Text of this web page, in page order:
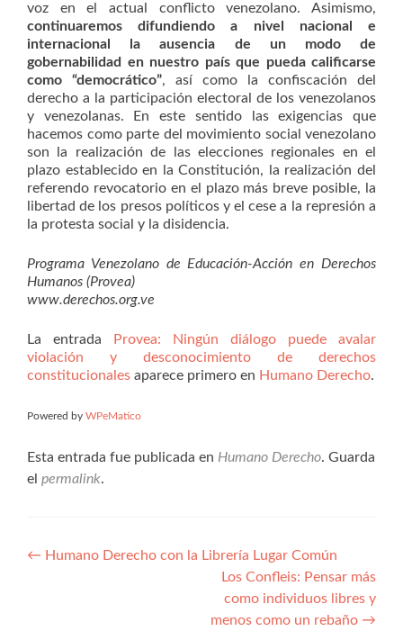
voz en el actual conflicto venezolano. Asimismo,
continuaremos difundiendo a nivel nacional e
internacional la ausencia de un modo de
gobernabilidad en nuestro país que pueda calificarse
como “democrático”, así como la confiscación del
derecho a la participación electoral de los venezolanos
y venezolanas. En este sentido las exigencias que
hacemos como parte del movimiento social venezolano
son la realización de las elecciones regionales en el
plazo establecido en la Constitución, la realización del
referendo revocatorio en el plazo más breve posible, la
libertad de los presos políticos y el cese a la represión a
la protesta social y la disidencia.
Programa Venezolano de Educación-Acción en Derechos
Humanos (Provea)
www.derechos.org.ve
La entrada
Provea: Ningún diálogo puede avalar
violación y desconocimiento de derechos
constitucionales aparece primero en Humano Derecho.
Powered by WPeMatico
Esta entrada fue publicada en Humano Derecho. Guarda
el permalink.
Navegación
← Humano Derecho con la Librería Lugar Común
Los Confleis: Pensar más
como individuos libres y
menos como un rebaño →